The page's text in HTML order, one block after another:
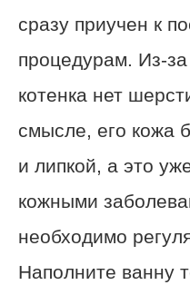
сразу приучен к
процедурам. Из-за
котенка нет
смысле, его кожа
и липкой, а это
кожными
необходимо
Наполните ванну